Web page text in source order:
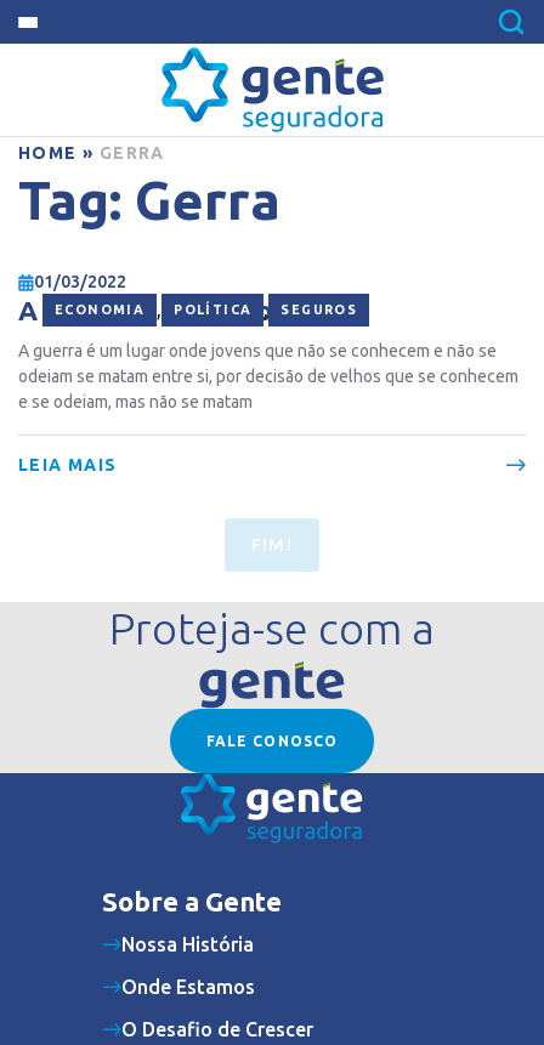
HOME » GERRA
Tag: Gerra
ECONOMIA , POLÍTICA , SEGUROS
01/03/2022
A guerra e o seguro
A guerra é um lugar onde jovens que não se conhecem e não se
odeiam se matam entre si, por decisão de velhos que se conhecem
e se odeiam, mas não se matam
LEIA MAIS
FIM!
Proteja-se com a
FALE CONOSCO
Sobre a Gente
Nossa História
Onde Estamos
O Desafio de Crescer